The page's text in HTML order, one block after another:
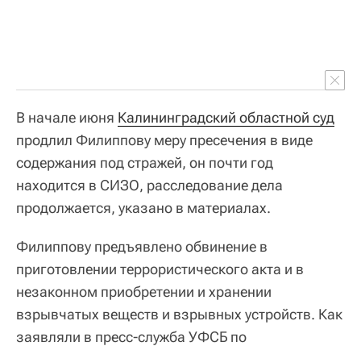
В начале июня Калининградский областной суд
продлил Филиппову меру пресечения в виде
содержания под стражей, он почти год
находится в СИЗО, расследование дела
продолжается, указано в материалах.
Филиппову предъявлено обвинение в
приготовлении террористического акта и в
незаконном приобретении и хранении
взрывчатых веществ и взрывных устройств. Как
заявляли в пресс-служба УФСБ по